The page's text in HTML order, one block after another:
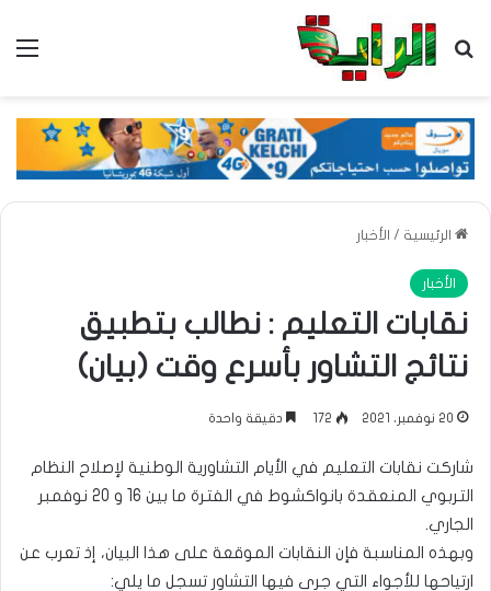
بحث عن
الرئيسية / الأخبار
الأخبار
نقابات التعليم : نطالب بتطبيق
نتائج التشاور بأسرع وقت (بيان)
20 نوفمبر، 2021 172 دقيقة واحدة
شاركت نقابات التعليم في الأيام التشاورية الوطنية لإصلاح النظام
التربوي المنعقدة بانواكشوط في الفترة ما بين 16 و 20 نوفمبر
الجاري.
وبهذه المناسبة فإن النقابات الموقعة على هذا البيان، إذ تعرب عن
ارتياحها للأجواء التي جرى فيها التشاور تسجل ما يلي: